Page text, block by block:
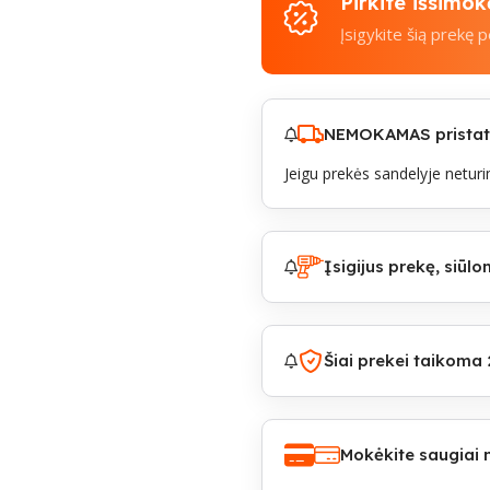
Įsigykite šią prekę
NEMOKAMAS
Jeigu prekės sandelyje
Įsigijus prekę,
Šiai prekei taikoma
Mokėkite saugiai